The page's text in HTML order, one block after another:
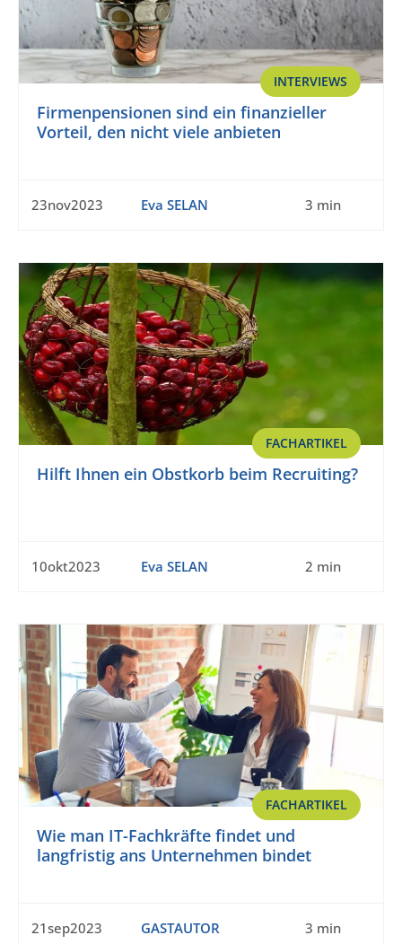
INTERVIEWS
Firmenpensionen sind ein finanzieller
Vorteil, den nicht viele anbieten
23nov2023 Eva SELAN 3 min
FACHARTIKEL
Hilft Ihnen ein Obstkorb beim Recruiting?
10okt2023 Eva SELAN 2 min
FACHARTIKEL
Wie man IT-Fachkräfte findet und
langfristig ans Unternehmen bindet
21sep2023 GASTAUTOR 3 min